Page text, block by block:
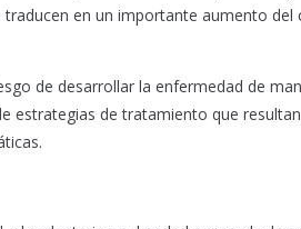
en un importante aumento del
de desarrollar la enfermedad de
estrategias de tratamiento que